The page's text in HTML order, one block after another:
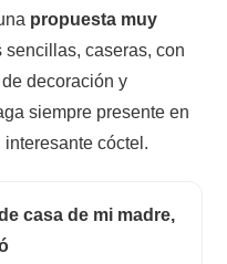
propuesta muy
sencillas, caseras, con
decoración y
siempre presente en
cóctel.
casa de mi madre,